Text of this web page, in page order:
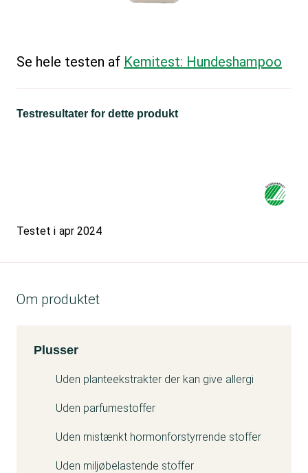
Se hele testen af Kemitest: Hundeshampoo
Testresultater for dette produkt
Testet i apr 2024
Om produktet
Kemitest
Plusser
Uden planteekstrakter der kan give allergi
Uden parfumestoffer
Uden mistænkt hormonforstyrrende stoffer
Uden miljøbelastende stoffer